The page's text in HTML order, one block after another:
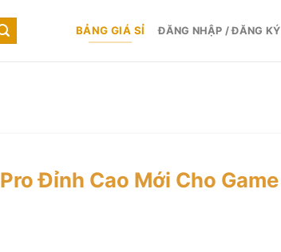
BẢNG GIÁ SỈ ĐĂNG NHẬP / ĐĂNG KÝ
Đỉnh Cao Mới Cho Game